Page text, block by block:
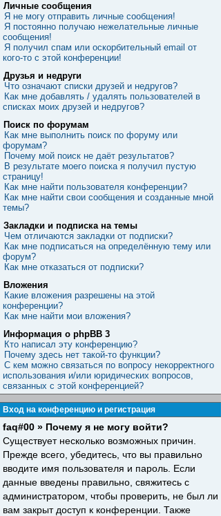
Личные сообщения
Я не могу отправить личные сообщения!
Я постоянно получаю нежелательные личные
сообщения!
Я получил спам или оскорбительный email от
кого-то с этой конференции!
Друзья и недруги
Что означают списки друзей и недругов?
Как мне добавлять / удалять пользователей в
списках моих друзей и недругов?
Поиск по форумам
Как мне выполнить поиск по форуму или
форумам?
Почему мой поиск не даёт результатов?
В результате моего поиска я получил пустую
страницу!
Как мне найти пользователя конференции?
Как мне найти свои сообщения и созданные мной
темы?
Закладки и подписка на темы
Чем отличаются закладки от подписки?
Как мне подписаться на определённую тему или
форум?
Как мне отказаться от подписки?
Вложения
Какие вложения разрешены на этой
конференции?
Как мне найти мои вложения?
Информация о phpBB 3
Кто написал эту конференцию?
Почему здесь нет такой-то функции?
С кем можно связаться по вопросу некорректного
использования и/или юридических вопросов,
связанных с этой конференцией?
Вход на конференцию и регистрация
faq#00 » Почему я не могу войти?
Существует несколько возможных причин.
Прежде всего, убедитесь, что вы правильно
вводите имя пользователя и пароль. Если
данные введены правильно, свяжитесь с
администратором, чтобы проверить, не был ли
вам закрыт доступ к конференции. Также